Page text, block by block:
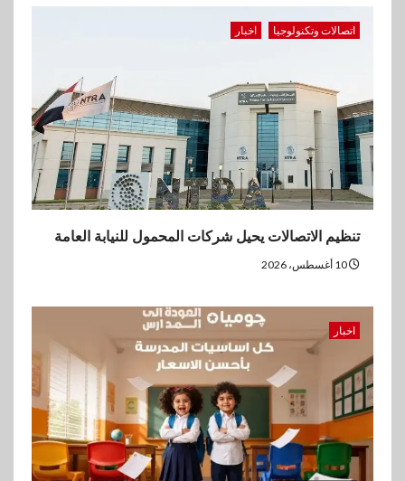
وعروض يومية
بنوك
بنك الإسكندرية يحقق صافي أرباح
7.54 مليار جنيه خلال النصف
الأول من 2026
4
اقتصاد
وصافي الربح يرتفع إلى486
5
عقارات
مدينة مصر تسجل مبيعات بقيمة
28.4 مليار جنيه خلال النصف
الأول من 2026
اتصالات وتكنولوجيا اخبار
تنظيم الاتصالات يحيل شركات المحمول للنيابة العامة
اخبار